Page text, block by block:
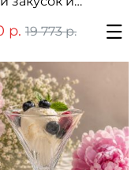
р. 19 773 р.